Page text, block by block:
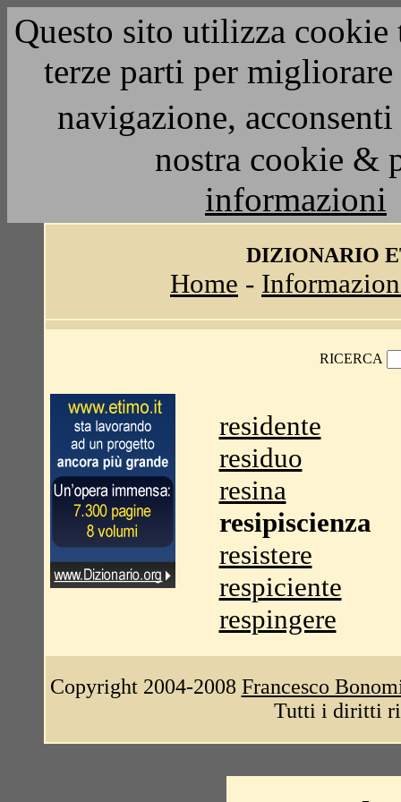
Questo sito utilizza
terze parti per
navigazione,
nostra cookie &
informazioni
DIZIONARIO
Home -
RICERCA
residente
residuo
resina
resipiscienza
resistere
respiciente
respingere
Copyright 2004-2008 Francesco
Tutti i diritti